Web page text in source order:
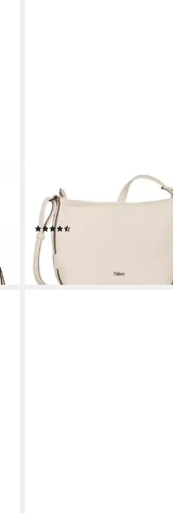
Umhängetasche Malu, aus weichem
genarbtem Lederimitat mit
raffinierten Cut-Outs
45,99 €
lieferbar - in 1-2 Werktagen bei dir